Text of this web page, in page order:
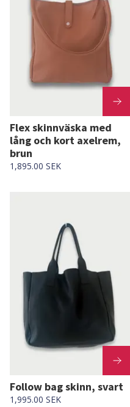
Flex skinnväska med
lång och kort axelrem,
brun
1,895.00 SEK
Follow bag skinn, svart
1,995.00 SEK